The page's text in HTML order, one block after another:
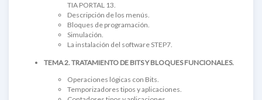
TIA PORTAL 13.
Descripción de los menús.
Bloques de programación.
Simulación.
La instalación del software STEP7.
TEMA 2. TRATAMIENTO DE BITS Y BLOQUES FUNCIONALES.
Operaciones lógicas con Bits.
Temporizadores tipos y aplicaciones.